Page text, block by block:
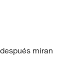
miran